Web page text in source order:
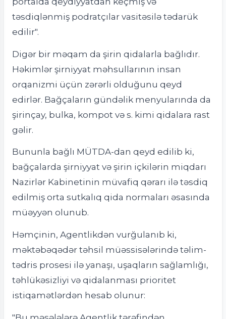
təsdiqlənmiş podratçılar vasitəsilə tədarük
edilir".
Digər bir məqam da şirin qidalarla bağlıdır.
Həkimlər şirniyyat məhsullarının insan
orqanizmi üçün zərərli olduğunu qeyd
edirlər. Bağçaların gündəlik menyularında da
şirinçay, bulka, kompot və s. kimi qidalara rast
gəlir.
Bununla bağlı MÜTDA-dan qeyd edilib ki,
bağçalarda şirniyyat və şirin içkilərin miqdarı
Nazirlər Kabinetinin müvafiq qərarı ilə təsdiq
edilmiş orta sutkalıq qida normaları əsasında
müəyyən olunub.
Həmçinin, Agentlikdən vurğulanıb ki,
məktəbəqədər təhsil müəssisələrində təlim-
tədris prosesi ilə yanaşı, uşaqların sağlamlığı,
təhlükəsizliyi və qidalanması prioritet
istiqamətlərdən hesab olunur: